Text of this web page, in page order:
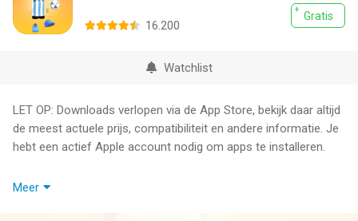
Gratis
16.200
Watchlist
LET OP: Downloads verlopen via de App Store, bekijk daar altijd
de meest actuele prijs, compatibiliteit en andere informatie. Je
hebt een actief Apple account nodig om apps te installeren.
Put your juggling skills to the test! Freestyle and channel your
Meer